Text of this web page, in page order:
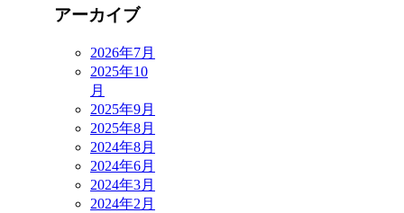
アーカイブ
2026年7月
2025年10
月
2025年9月
2025年8月
2024年8月
2024年6月
2024年3月
2024年2月